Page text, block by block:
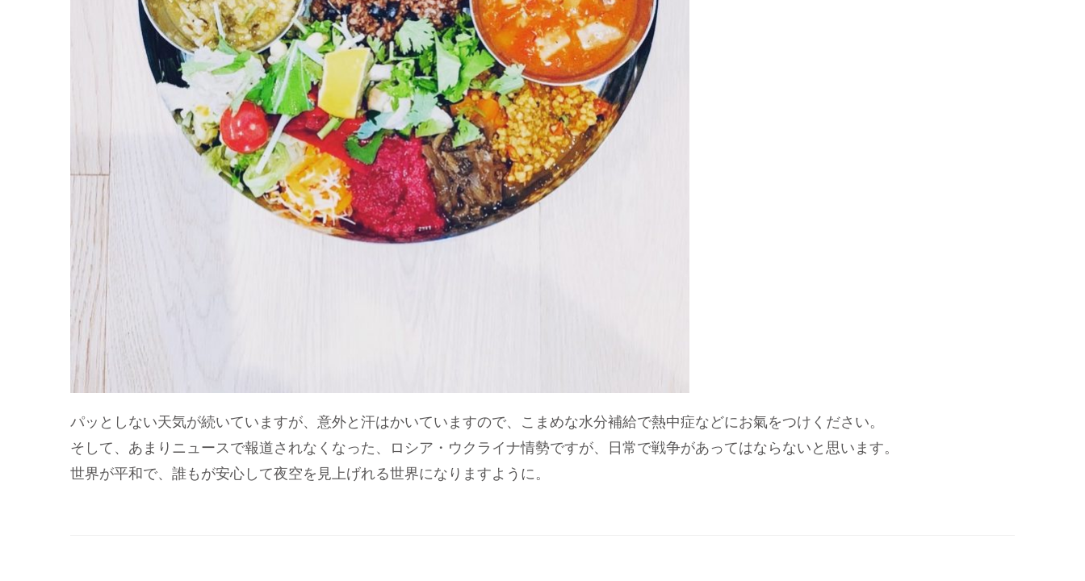
パッとしない天気が続いていますが、意外と汗はかいていますので、こまめな水分補給で熱中症などにお氣をつけください。
そして、あまりニュースで報道されなくなった、ロシア・ウクライナ情勢ですが、日常で戦争があってはならないと思います。
世界が平和で、誰もが安心して夜空を見上げれる世界になりますように。